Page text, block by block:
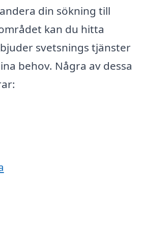
din sökning till
kan du hitta
svetsnings tjänster
behov. Några av dessa